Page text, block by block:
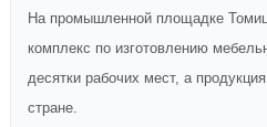
На промышленной площадке
комплекс по изготовлению
десятки рабочих мест, а
стране.